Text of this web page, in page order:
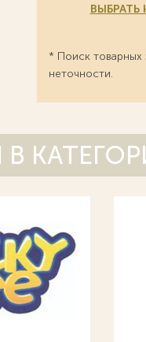
* Поиск
неточности.